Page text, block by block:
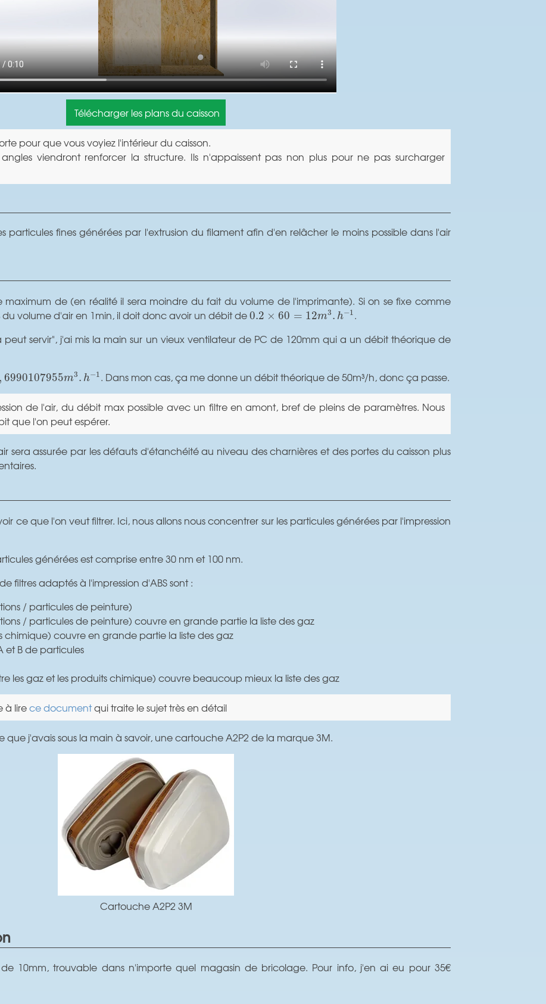
Télécharger les plans du caisson
pour que vous voyiez l'intérieur du caisson.
viendront renforcer la structure. Ils n'appaissent pas non plus pour ne pas surcharger
particules fines générées par l'extrusion du filament afin d'en relâcher le moins possible dans l'air
maximum de (en réalité il sera moindre du fait du volume de l'imprimante). Si on se fixe comme
volume d'air en 1min, il doit donc avoir un débit de0.2 × 60 = 12m3. h−1
0.2×60= 12m3.h−1 .
peut servir", j'ai mis la main sur un vieux ventilateur de PC de 120mm qui a un débit théorique de
, 6990107955m3. h−1
0107955m3.h −1 . Dans mon cas, ça me donne un débit théorique de 50m³/h, donc ça passe.
de l'air, du débit max possible avec un filtre en amont, bref de pleins de paramètres. Nous
que l'on peut espérer.
sera assurée par les défauts d'étanchéité au niveau des charnières et des portes du caisson plus
ce que l'on veut filtrer. Ici, nous allons nous concentrer sur les particules générées par l'impression
générées est comprise entre 30 nm et 100 nm.
filtres adaptés à l'impression d'ABS sont :
/ particules de peinture)
/ particules de peinture) couvre en grande partie la liste des gaz
chimique) couvre en grande partie la liste des gaz
et B de particules
les gaz et les produits chimique) couvre beaucoup mieux la liste des gaz
à lirece documentqui traite le sujet très en détail
que j'avais sous la main à savoir, une cartouche A2P2 de la marque 3M.
Cartouche A2P2 3M
10mm, trouvable dans n'importe quel magasin de bricolage. Pour info, j'en ai eu pour 35€